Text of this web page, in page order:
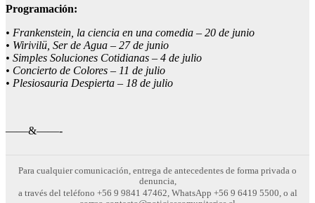
Programación:
• Frankenstein, la ciencia en una comedia – 20 de junio
• Wirivilü, Ser de Agua – 27 de junio
• Simples Soluciones Cotidianas – 4 de julio
• Concierto de Colores – 11 de julio
• Plesiosauria Despierta – 18 de julio
——&——-
Para cualquier comunicación, entrega de antecedentes de forma privada o
denuncia,
a través del teléfono +56 9 9841 47462, WhatsApp +56 9 6419 5500, o al